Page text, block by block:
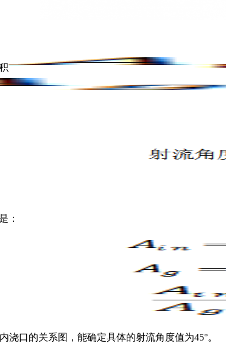
：
浇口的关系图，能确定具体的射流角度值为45°。